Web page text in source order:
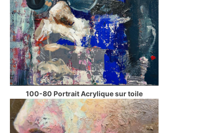
100-80 Portrait Acrylique sur toile